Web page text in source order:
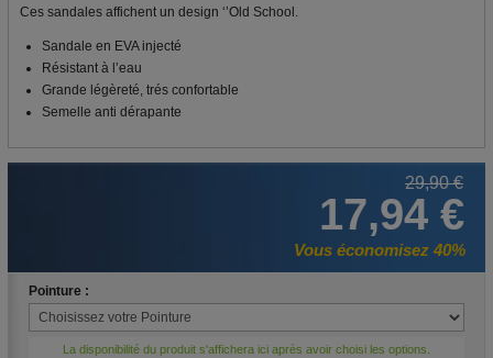
Ces sandales affichent un design ‘’Old School.
Sandale en EVA injecté
Résistant à l’eau
Grande légèreté, trés confortable
Semelle anti dérapante
29,90 €
17,94 €
Vous économisez 40%
Pointure :
La disponibilité du produit s'affichera ici après avoir choisi les options.